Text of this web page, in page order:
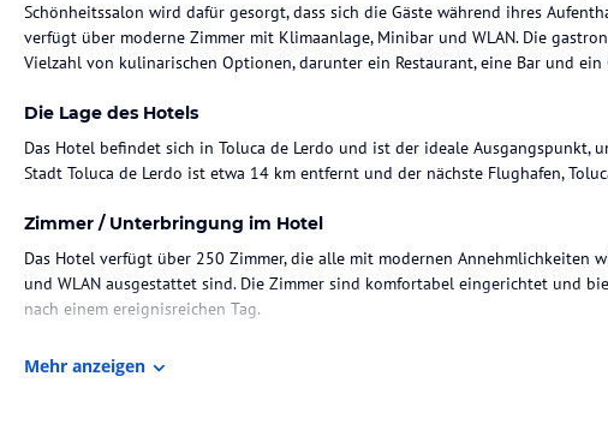
Schönheitssalon wird dafür gesorgt, dass sich die Gäste während ihres
verfügt über moderne Zimmer mit Klimaanlage, Minibar und WLAN. Die
Vielzahl von kulinarischen Optionen, darunter ein Restaurant, eine Bar und ein
Die Lage des Hotels
Das Hotel befindet sich in Toluca de Lerdo und ist der ideale Ausgangspunkt,
Stadt Toluca de Lerdo ist etwa 14 km entfernt und der nächste Flughafen,
Zimmer / Unterbringung im Hotel
Das Hotel verfügt über 250 Zimmer, die alle mit modernen Annehmlichkeiten
und WLAN ausgestattet sind. Die Zimmer sind komfortabel eingerichtet und
nach einem ereignisreichen Tag.
Gastronomie im Hotel
Mehr anzeigen